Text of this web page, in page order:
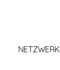
NETZWERK